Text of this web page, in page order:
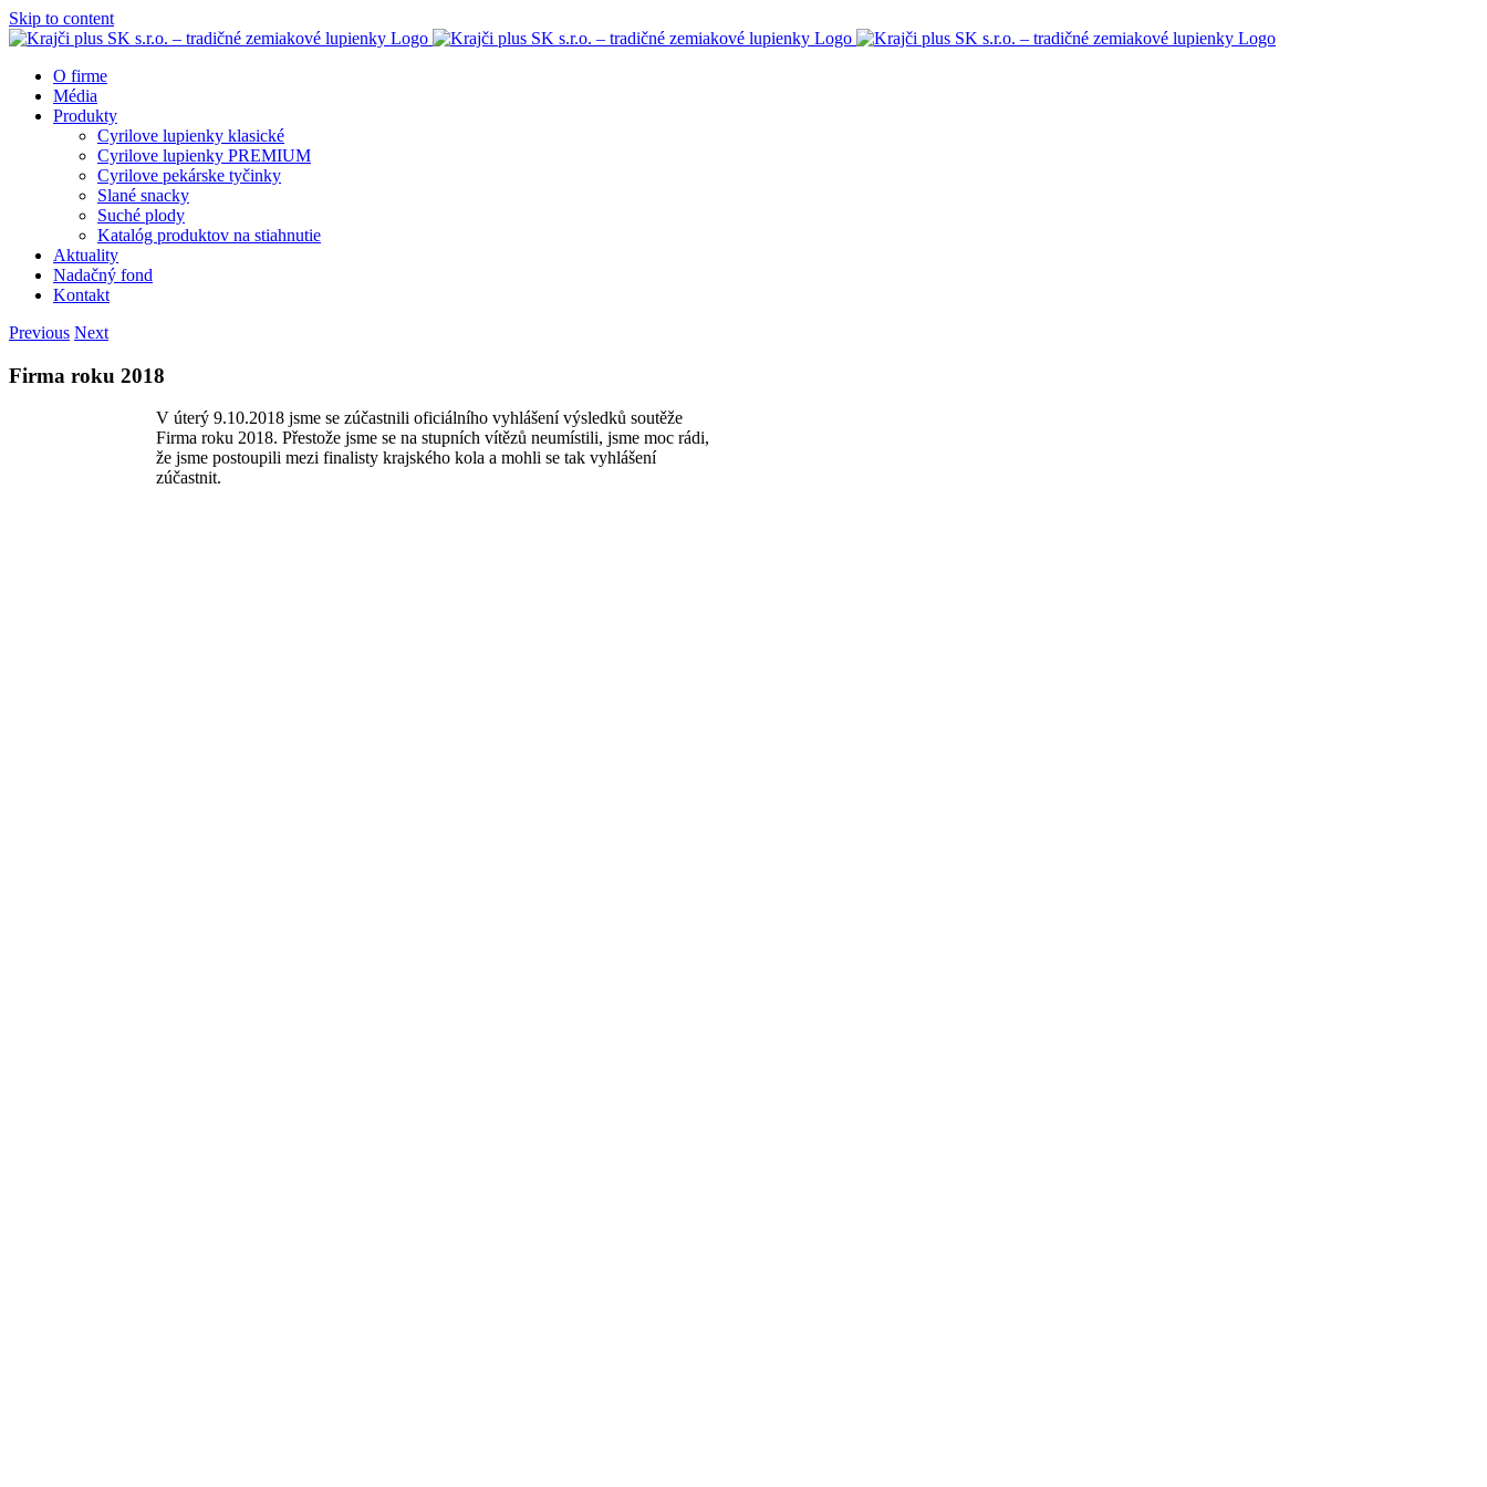
Skip to content
O firme
Média
Produkty
Cyrilove lupienky klasické
Cyrilove lupienky PREMIUM
Cyrilove pekárske tyčinky
Slané snacky
Suché plody
Katalóg produktov na stiahnutie
Aktuality
Nadačný fond
Kontakt
Previous Next
Firma roku 2018
V úterý 9.10.2018 jsme se zúčastnili oficiálního vyhlášení výsledků soutěže
Firma roku 2018. Přestože jsme se na stupních vítězů neumístili, jsme moc rádi,
že jsme postoupili mezi finalisty krajského kola a mohli se tak vyhlášení
zúčastnit.